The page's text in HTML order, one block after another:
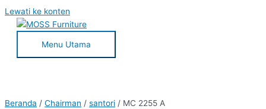
Lewati ke konten
Menu Utama
Beranda / Chairman / santori / MC 2255 A